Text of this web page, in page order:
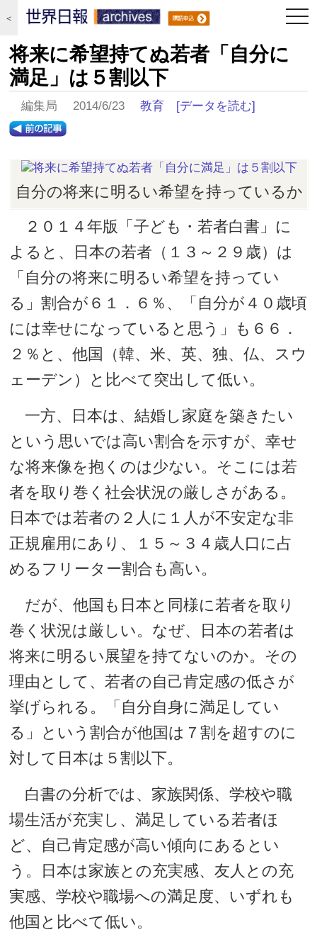
＜
将来に希望持てぬ若者「自分に
満足」は５割以下
編集局 2014/6/23教育 [データを読む]
自分の将来に明るい希望を持っているか
２０１４年版「子ども・若者白書」に
よると、日本の若者（１３～２９歳）は
「自分の将来に明るい希望を持ってい
る」割合が６１．６％、「自分が４０歳頃
には幸せになっていると思う」も６６．
２％と、他国（韓、米、英、独、仏、スウ
ェーデン）と比べて突出して低い。
一方、日本は、結婚し家庭を築きたい
という思いでは高い割合を示すが、幸せ
な将来像を抱くのは少ない。そこには若
者を取り巻く社会状況の厳しさがある。
日本では若者の２人に１人が不安定な非
正規雇用にあり、１５～３４歳人口に占
めるフリーター割合も高い。
だが、他国も日本と同様に若者を取り
巻く状況は厳しい。なぜ、日本の若者は
将来に明るい展望を持てないのか。その
理由として、若者の自己肯定感の低さが
挙げられる。「自分自身に満足してい
る」という割合が他国は７割を超すのに
対して日本は５割以下。
白書の分析では、家族関係、学校や職
場生活が充実し、満足している若者ほ
ど、自己肯定感が高い傾向にあるとい
う。日本は家族との充実感、友人との充
実感、学校や職場への満足度、いずれも
他国と比べて低い。